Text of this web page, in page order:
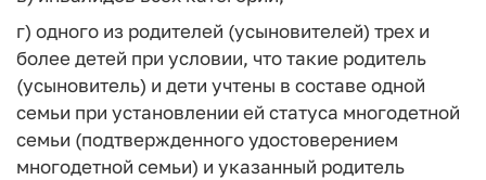
г) одного из родителей (усыновителей) трех и
более детей при условии, что такие родитель
(усыновитель) и дети учтены в составе одной
семьи при установлении ей статуса многодетной
семьи (подтвержденного удостоверением
многодетной семьи) и указанный родитель